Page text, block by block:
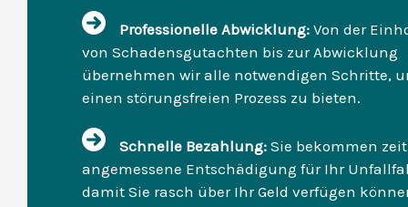
Professionelle Abwicklung: Von der
von Schadensgutachten bis zur Abwicklung
übernehmen wir alle notwendigen Schritte,
einen störungsfreien Prozess zu bieten.
Schnelle Bezahlung: Sie bekommen
angemessene Entschädigung für Ihr
damit Sie rasch über Ihr Geld verfügen